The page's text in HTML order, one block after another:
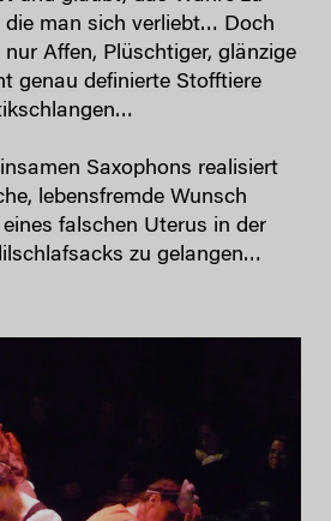
die man sich verliebt… Doch
Affen, Plüschtiger, glänzige
genau definierte Stofftiere
Saxophons realisiert
lebensfremde Wunsch
falschen Uterus in der
zu gelangen…